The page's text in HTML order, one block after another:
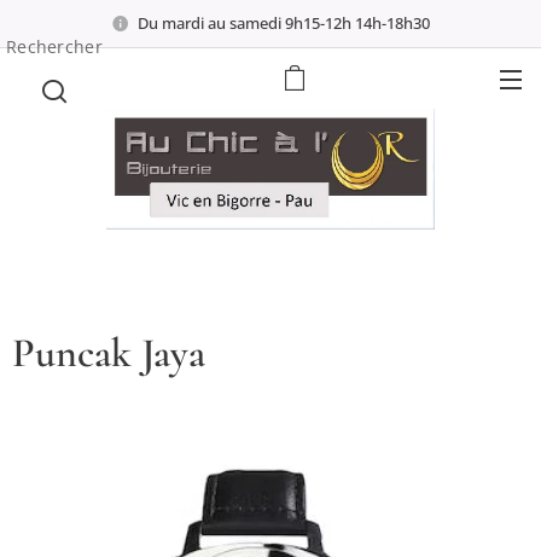
Du mardi au samedi 9h15-12h 14h-18h30
Rechercher
Puncak Jaya